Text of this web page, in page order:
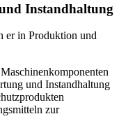
Instandhaltung
er in Produktion und
und Instandhaltung
zur